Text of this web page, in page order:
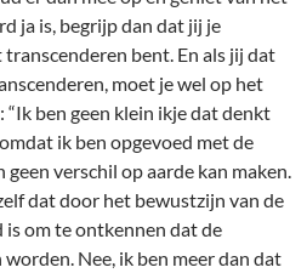
ja is, begrijp dan dat jij je
bent. En als jij dat
moet je wel op het
ben geen klein ikje dat denkt
ik ben opgevoed met de
verschil op aarde kan maken.
dat door het bewustzijn van de
om te ontkennen dat de
Nee, ik ben meer dan dat